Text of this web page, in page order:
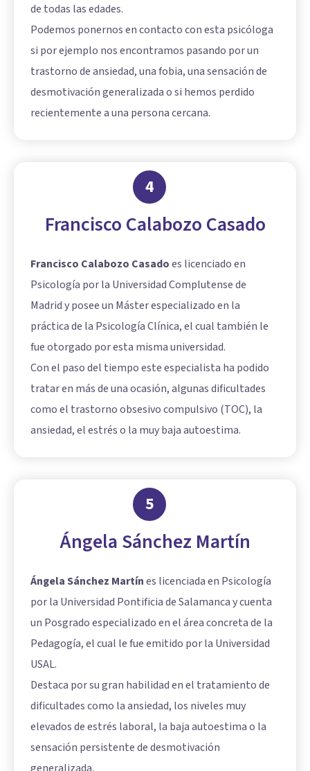
de todas las edades.
Podemos ponernos en contacto con esta psicóloga
si por ejemplo nos encontramos pasando por un
trastorno de ansiedad, una fobia, una sensación de
desmotivación generalizada o si hemos perdido
recientemente a una persona cercana.
4
Francisco Calabozo Casado
Francisco Calabozo Casadoes licenciado en
Psicología por la Universidad Complutense de
Madrid y posee un Máster especializado en la
práctica de la Psicología Clínica, el cual también le
fue otorgado por esta misma universidad.
Con el paso del tiempo este especialista ha podido
tratar en más de una ocasión, algunas dificultades
como el trastorno obsesivo compulsivo (TOC), la
ansiedad, el estrés o la muy baja autoestima.
5
Ángela Sánchez Martín
Ángela Sánchez Martínes licenciada en Psicología
por la Universidad Pontificia de Salamanca y cuenta
un Posgrado especializado en el área concreta de la
Pedagogía, el cual le fue emitido por la Universidad
USAL.
Destaca por su gran habilidad en el tratamiento de
dificultades como la ansiedad, los niveles muy
elevados de estrés laboral, la baja autoestima o la
sensación persistente de desmotivación